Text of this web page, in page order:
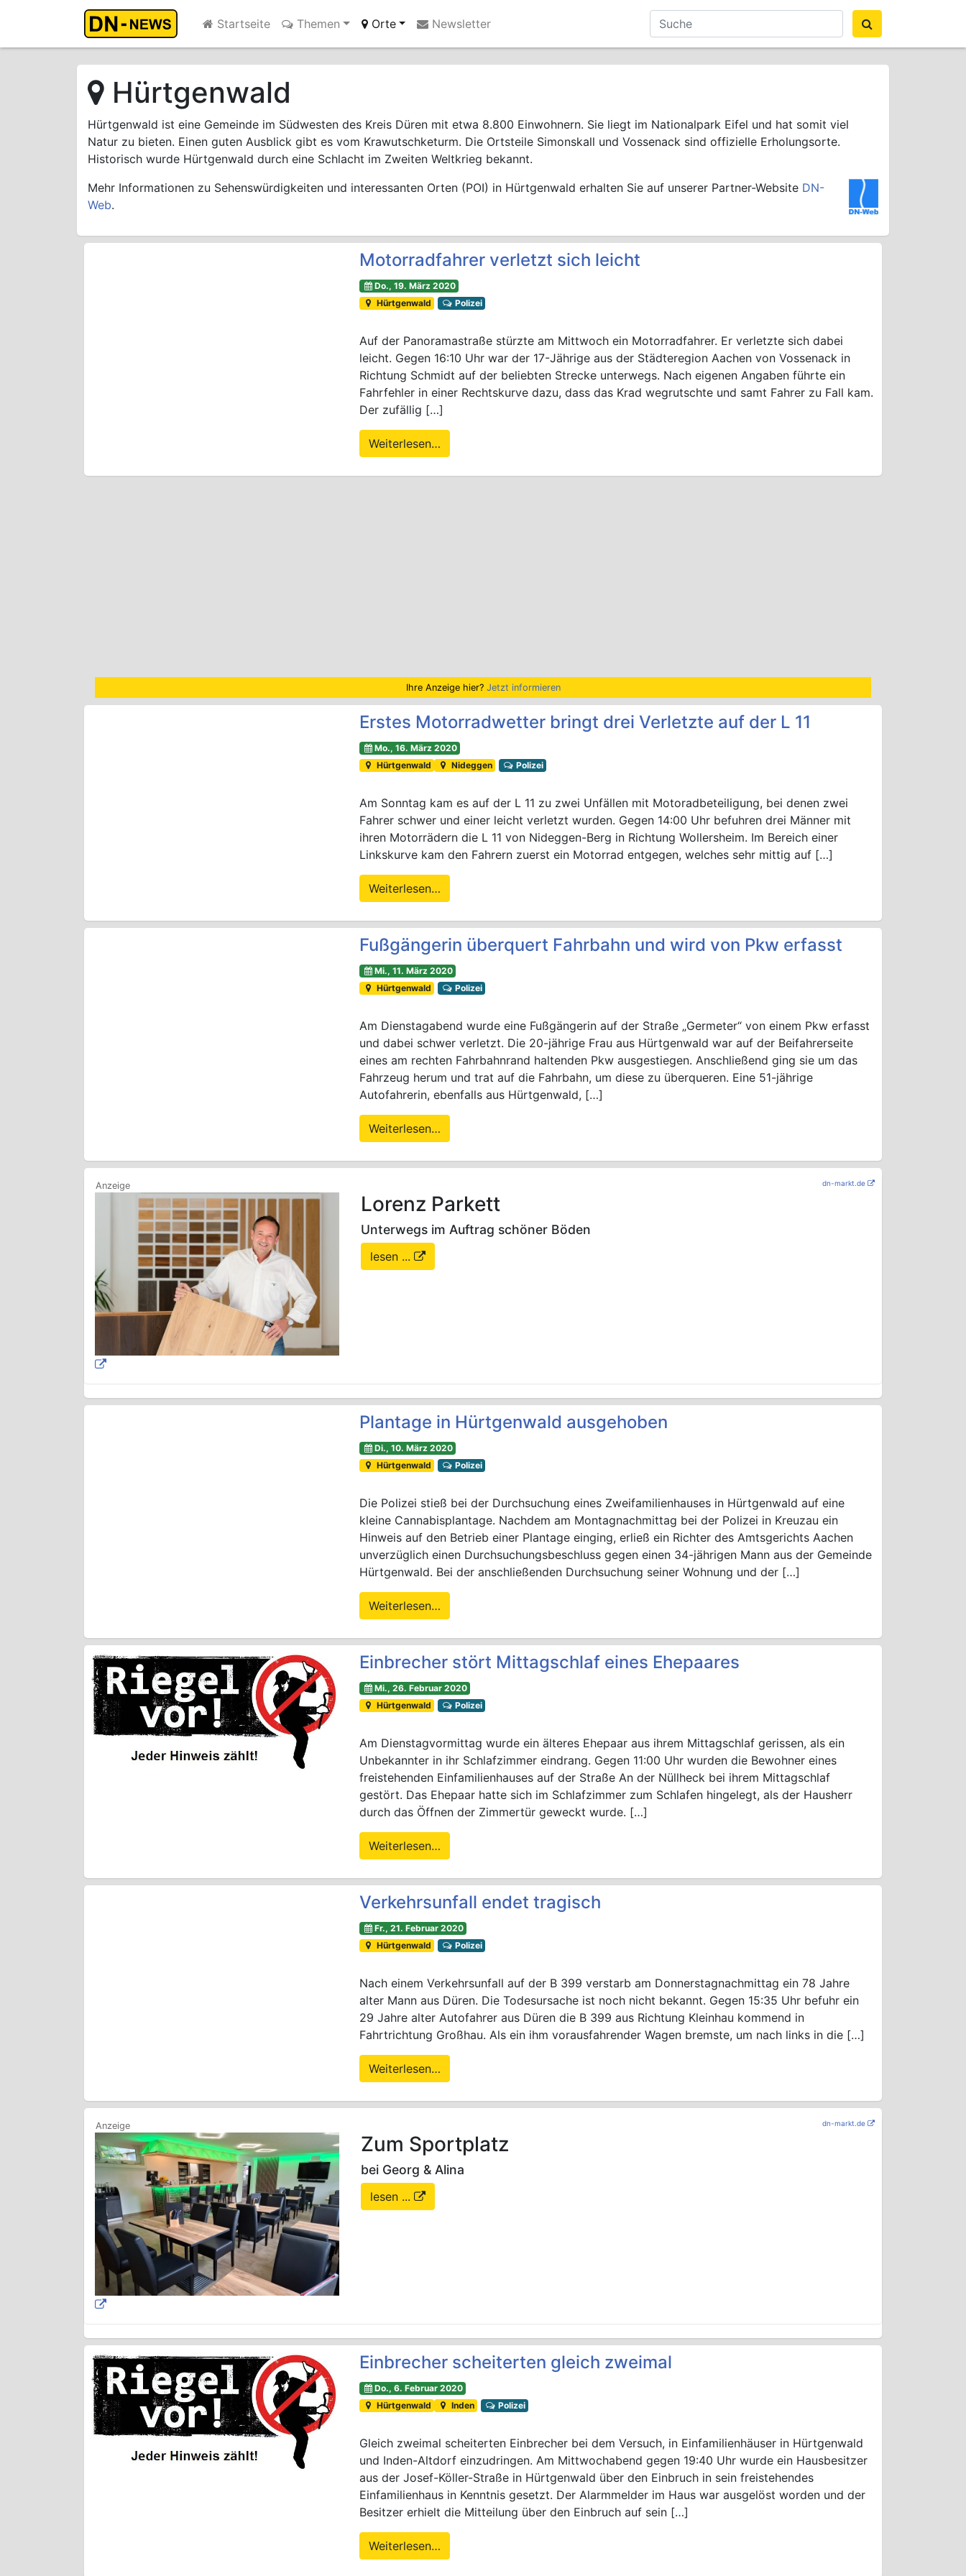
Startseite
Themen Orte Newsletter
Hürtgenwald
Hürtgenwald ist eine Gemeinde im Südwesten des Kreis Düren mit etwa 8.800 Einwohnern. Sie liegt im Nationalpark Eifel und hat somit viel
Natur zu bieten. Einen guten Ausblick gibt es vom Krawutschketurm. Die Ortsteile Simonskall und Vossenack sind offizielle Erholungsorte.
Historisch wurde Hürtgenwald durch eine Schlacht im Zweiten Weltkrieg bekannt.
Mehr Informationen zu Sehenswürdigkeiten und interessanten Orten (POI) in Hürtgenwald erhalten Sie auf unserer Partner-Website DN-
Web.
Motorradfahrer verletzt sich leicht
Do., 19. März 2020
Hürtgenwald
Polizei
Auf der Panoramastraße stürzte am Mittwoch ein Motorradfahrer. Er verletzte sich dabei
leicht. Gegen 16:10 Uhr war der 17-Jährige aus der Städteregion Aachen von Vossenack in
Richtung Schmidt auf der beliebten Strecke unterwegs. Nach eigenen Angaben führte ein
Fahrfehler in einer Rechtskurve dazu, dass das Krad wegrutschte und samt Fahrer zu Fall kam.
Der zufällig […]
Weiterlesen…
Ihre Anzeige hier? Jetzt informieren
Erstes Motorradwetter bringt drei Verletzte auf der L 11
Mo., 16. März 2020
Hürtgenwald
Nideggen Polizei
Am Sonntag kam es auf der L 11 zu zwei Unfällen mit Motoradbeteiligung, bei denen zwei
Fahrer schwer und einer leicht verletzt wurden. Gegen 14:00 Uhr befuhren drei Männer mit
ihren Motorrädern die L 11 von Nideggen-Berg in Richtung Wollersheim. Im Bereich einer
Linkskurve kam den Fahrern zuerst ein Motorrad entgegen, welches sehr mittig auf […]
Weiterlesen…
Fußgängerin überquert Fahrbahn und wird von Pkw erfasst
Mi., 11. März 2020
Hürtgenwald
Polizei
Am Dienstagabend wurde eine Fußgängerin auf der Straße „Germeter“ von einem Pkw erfasst
und dabei schwer verletzt. Die 20-jährige Frau aus Hürtgenwald war auf der Beifahrerseite
eines am rechten Fahrbahnrand haltenden Pkw ausgestiegen. Anschließend ging sie um das
Fahrzeug herum und trat auf die Fahrbahn, um diese zu überqueren. Eine 51-jährige
Autofahrerin, ebenfalls aus Hürtgenwald, […]
Weiterlesen…
dn-markt.de
Lorenz Parkett
Unterwegs im Auftrag schöner Böden
lesen ...
Plantage in Hürtgenwald ausgehoben
Di., 10. März 2020
Hürtgenwald
Polizei
Die Polizei stieß bei der Durchsuchung eines Zweifamilienhauses in Hürtgenwald auf eine
kleine Cannabisplantage. Nachdem am Montagnachmittag bei der Polizei in Kreuzau ein
Hinweis auf den Betrieb einer Plantage einging, erließ ein Richter des Amtsgerichts Aachen
unverzüglich einen Durchsuchungsbeschluss gegen einen 34-jährigen Mann aus der Gemeinde
Hürtgenwald. Bei der anschließenden Durchsuchung seiner Wohnung und der […]
Weiterlesen…
Einbrecher stört Mittagschlaf eines Ehepaares
Mi., 26. Februar 2020
Hürtgenwald
Polizei
Am Dienstagvormittag wurde ein älteres Ehepaar aus ihrem Mittagschlaf gerissen, als ein
Unbekannter in ihr Schlafzimmer eindrang. Gegen 11:00 Uhr wurden die Bewohner eines
freistehenden Einfamilienhauses auf der Straße An der Nüllheck bei ihrem Mittagschlaf
gestört. Das Ehepaar hatte sich im Schlafzimmer zum Schlafen hingelegt, als der Hausherr
durch das Öffnen der Zimmertür geweckt wurde. […]
Weiterlesen…
Verkehrsunfall endet tragisch
Fr., 21. Februar 2020
Hürtgenwald
Polizei
Nach einem Verkehrsunfall auf der B 399 verstarb am Donnerstagnachmittag ein 78 Jahre
alter Mann aus Düren. Die Todesursache ist noch nicht bekannt. Gegen 15:35 Uhr befuhr ein
29 Jahre alter Autofahrer aus Düren die B 399 aus Richtung Kleinhau kommend in
Fahrtrichtung Großhau. Als ein ihm vorausfahrender Wagen bremste, um nach links in die […]
Weiterlesen…
dn-markt.de
Zum Sportplatz
bei Georg & Alina
lesen ...
Einbrecher scheiterten gleich zweimal
Do., 6. Februar 2020
Hürtgenwald
Inden Polizei
Gleich zweimal scheiterten Einbrecher bei dem Versuch, in Einfamilienhäuser in Hürtgenwald
und Inden-Altdorf einzudringen. Am Mittwochabend gegen 19:40 Uhr wurde ein Hausbesitzer
aus der Josef-Köller-Straße in Hürtgenwald über den Einbruch in sein freistehendes
Einfamilienhaus in Kenntnis gesetzt. Der Alarmmelder im Haus war ausgelöst worden und der
Besitzer erhielt die Mitteilung über den Einbruch auf sein […]
Weiterlesen…